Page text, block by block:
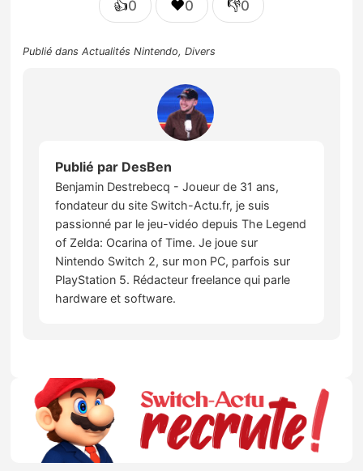
👍0 ❤️0 👎0
Publié dansActualités Nintendo,Divers
Publié par DesBen
Benjamin Destrebecq - Joueur de 31 ans,
fondateur du site Switch-Actu.fr, je suis
passionné par le jeu-vidéo depuis The Legend
of Zelda: Ocarina of Time. Je joue sur
Nintendo Switch 2, sur mon PC, parfois sur
PlayStation 5. Rédacteur freelance qui parle
hardware et software.